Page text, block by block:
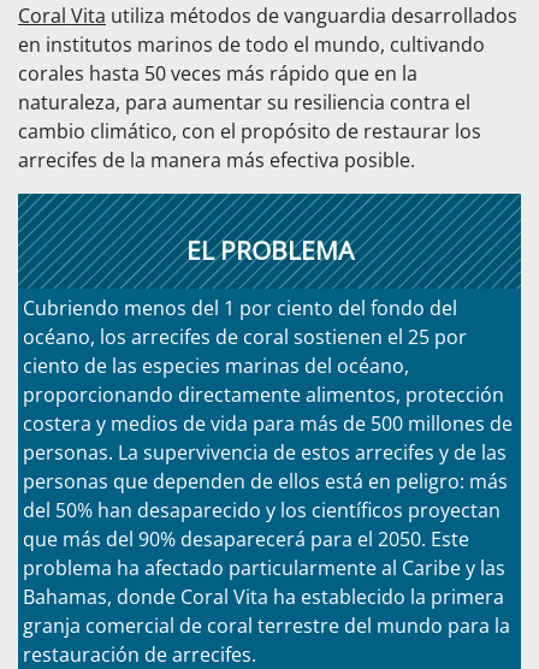
Coral Vita utiliza métodos de vanguardia desarrollados
en institutos marinos de todo el mundo, cultivando
corales hasta 50 veces más rápido que en la
naturaleza, para aumentar su resiliencia contra el
cambio climático, con el propósito de restaurar los
arrecifes de la manera más efectiva posible.
EL PROBLEMA
Cubriendo menos del 1 por ciento del fondo del
océano, los arrecifes de coral sostienen el 25 por
ciento de las especies marinas del océano,
proporcionando directamente alimentos, protección
costera y medios de vida para más de 500 millones de
personas. La supervivencia de estos arrecifes y de las
personas que dependen de ellos está en peligro: más
del 50% han desaparecido y los científicos proyectan
que más del 90% desaparecerá para el 2050. Este
problema ha afectado particularmente al Caribe y las
Bahamas, donde Coral Vita ha establecido la primera
granja comercial de coral terrestre del mundo para la
restauración de arrecifes.